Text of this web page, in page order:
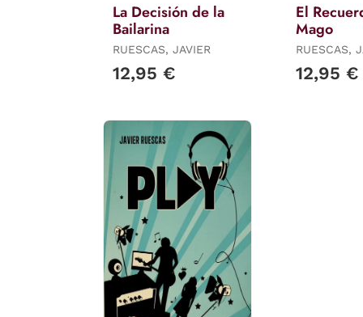
La Decisión de la
Bailarina
RUESCAS, JAVIER
12,95 €
El
Mago
RUESCAS,
12,95 €